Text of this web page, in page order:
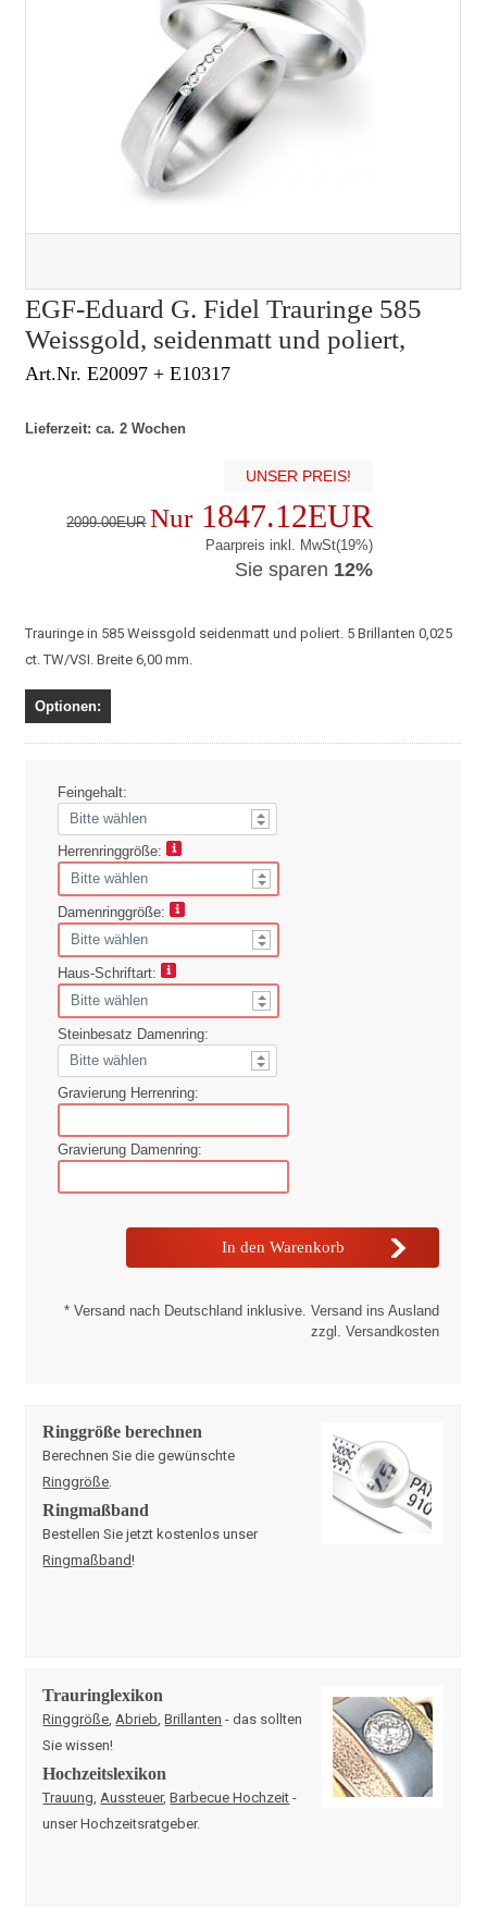
EGF-Eduard G. Fidel Trauringe 585
Weissgold, seidenmatt und poliert,
Art.Nr. E20097 + E10317
Lieferzeit: ca. 2 Wochen
UNSER PREIS!
2099.00EUR Nur1847.12EUR
Paarpreis inkl. MwSt(19%)
Sie sparen 12%
Trauringe in 585 Weissgold seidenmatt und poliert. 5 Brillanten 0,025
ct. TW/VSI. Breite 6,00 mm.
Optionen:
Feingehalt:
Herrenringgröße:
Damenringgröße:
Haus-Schriftart:
Steinbesatz Damenring:
Gravierung Herrenring:
Gravierung Damenring:
* Versand nach Deutschland inklusive. Versand ins Ausland
zzgl. Versandkosten
Ringgröße berechnen
Berechnen Sie die gewünschte
Ringgröße
Ringmaßband
Bestellen Sie jetzt kostenlos unser
Ringmaßband!
Trauringlexikon
Ringgröße Abrieb ,Brillanten - das sollten
Sie wissen!
Hochzeitslexikon
Trauung Aussteuer,Barbecue Hochzeit -
unser Hochzeitsratgeber.